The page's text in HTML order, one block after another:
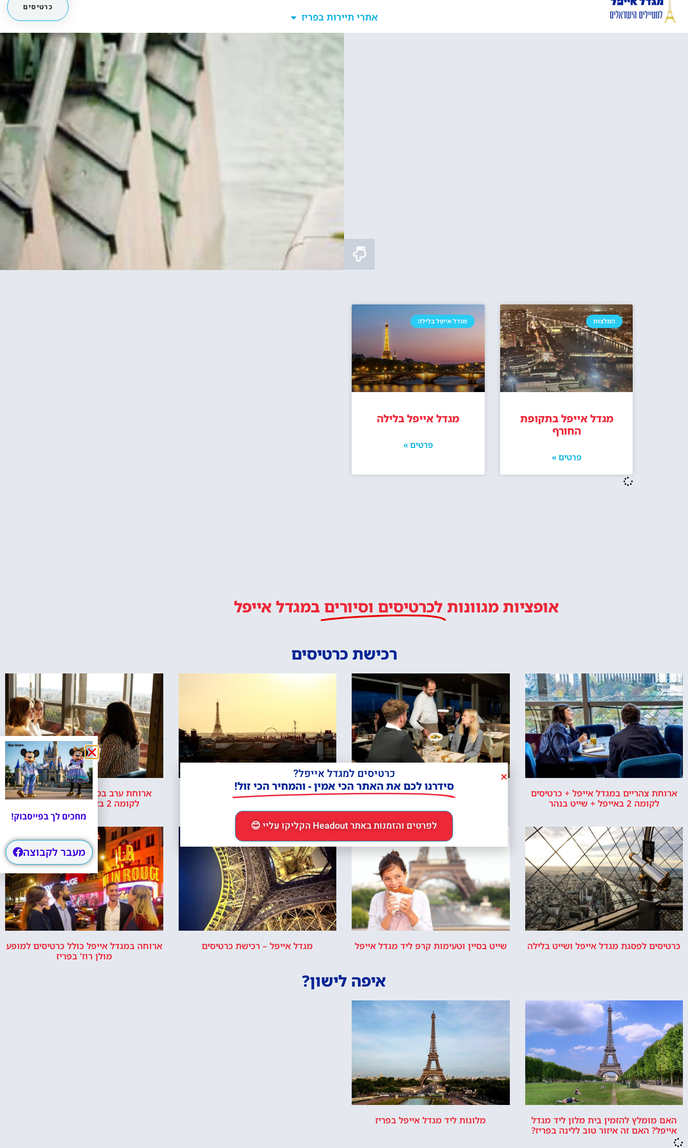
המלצות
מגדל אייפל בתקופת
החורף
פרטים »
מגדל אייפל בלילה
מגדל אייפל בלילה
פרטים »
אופציות מגוונות לכרטיסים וסיורים במגדל אייפל
רכישת כרטיסים
ארוחת צהריים במגדל אייפל + כרטיסים
לקומה 2 באייפל + שייט בנהר
מסעדת מאדם בראסרי במגדל אייפל –
כרטיסים לטיפוס רגלי במגדל אייפל בפריז
ארוחת ערב במגדל אייפל + כרטיסים
לקומה 2 באייפל + שייט בנהר
כרטיסים לפסגת מגדל אייפל ושייט בלילה שייט בסיין וטעימות קרפ ליד מגדל אייפל מגדל אייפל – רכישת כרטיסים
ארוחה במגדל אייפל כולל כרטיסים למופע
מולן רוז' בפריז
איפה לישון?
האם מומלץ להזמין בית מלון ליד מגדל
אייפל? האם זה איזור טוב ללינה בפריז?
מלונות ליד מגדל אייפל בפריז
מחכים לך בפייסבוק!
מעבר לקבוצה